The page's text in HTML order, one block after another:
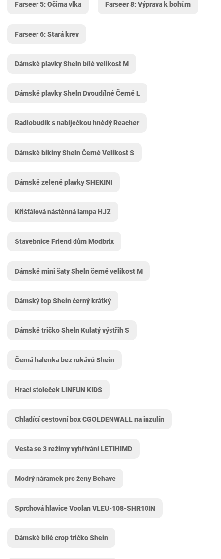
Farseer 5: Očima vlka Farseer 8: Výprava k bohům
Farseer 6: Stará krev
Dámské plavky Sheln bílé velikost M
Dámské plavky Sheln Dvoudílné Černé L
Radiobudík s nabíječkou hnědý Reacher
Dámské bikiny Sheln Černé Velikost S
Dámské zelené plavky SHEKINI
Křišťálová nástěnná lampa HJZ
Stavebnice Friend dům Modbrix
Dámské mini šaty Sheln černé velikost M
Dámský top Shein černý krátký
Dámské tričko Sheln Kulatý výstřih S
Černá halenka bez rukávů Shein
Hrací stoleček LINFUN KIDS
Chladící cestovní box CGOLDENWALL na inzulín
Vesta se 3 režimy vyhřívání LETIHIMD
Modrý náramek pro ženy Behave
Sprchová hlavice Voolan VLEU-108-SHR10IN
Dámské bílé crop tričko Shein